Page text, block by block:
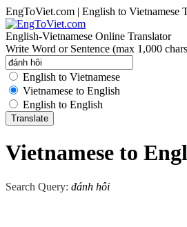
EngToViet.com | English to Vietnamese
English-Vietnamese Online Translator
Write Word or Sentence (max 1,000
English to Vietnamese
Vietnamese to English
English to English
Vietnamese to
Search Query: đánh hôi